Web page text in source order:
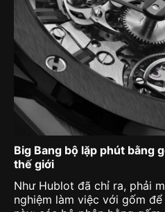
Big Bang bộ lặp phút bằng
thế giới
Như Hublot đã chỉ ra, phải
nghiệm làm việc với gốm